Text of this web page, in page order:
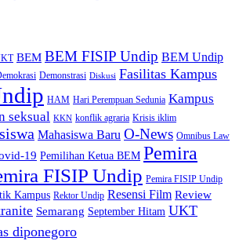
BEM BEM FISIP Undip BEM Undip
Demonstrasi Diskusi Fasilitas Kampus
HAM Hari Perempuan Sedunia Kampus
seksual KKN konflik agraria Krisis iklim
Mahasiswa Baru O-News Omnibus Law
19 Pemilihan Ketua BEM Pemira
FISIP Undip Pemira FISIP Undip
Kampus Rektor Undip Resensi Film Review
Semarang September Hitam UKT
diponegoro